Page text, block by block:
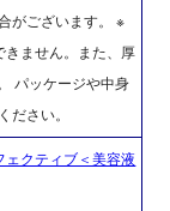
がございます。 ※
きません。また、厚
パッケージや中身
ださい。
クティブ＜美容液